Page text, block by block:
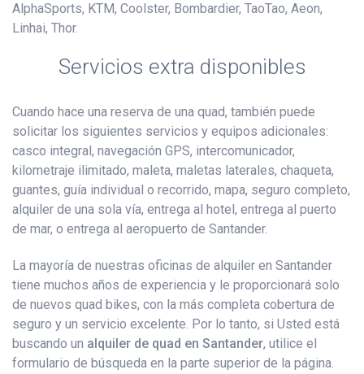
AlphaSports, KTM, Coolster, Bombardier, TaoTao, Aeon,
Linhai, Thor.
Servicios extra disponibles
Cuando hace una reserva de una quad, también puede
solicitar los siguientes servicios y equipos adicionales:
casco integral, navegación GPS, intercomunicador,
kilometraje ilimitado, maleta, maletas laterales, chaqueta,
guantes, guía individual o recorrido, mapa, seguro completo,
alquiler de una sola vía, entrega al hotel, entrega al puerto
de mar, o entrega al aeropuerto de Santander.
La mayoría de nuestras oficinas de alquiler en Santander
tiene muchos años de experiencia y le proporcionará solo
de nuevos quad bikes, con la más completa cobertura de
seguro y un servicio excelente. Por lo tanto, si Usted está
buscando un alquiler de quad en Santander, utilice el
formulario de búsqueda en la parte superior de la página.